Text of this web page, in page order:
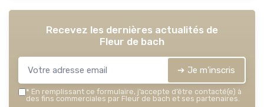
Recevez les dernières actualités de
Fleur de bach
➔ Je m'inscris
* En remplissant ce formulaire, j’accepte d’être contacté(e) à
des fins commerciales par Fleur de bach et ses partenaires.